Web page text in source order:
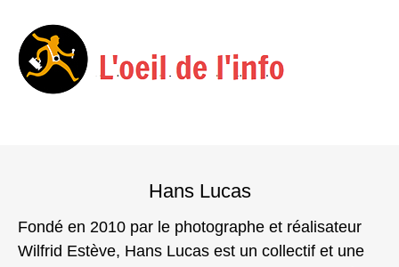
Hans Lucas
Fondé en 2010 par le photographe et réalisateur
Wilfrid Estève, Hans Lucas est un collectif et une